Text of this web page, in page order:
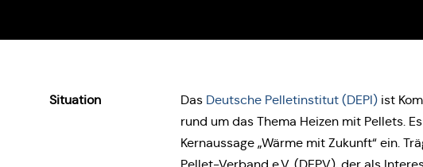
Situa­ti­on Das Deut­sche Pel­le­t­in­sti­tut (DEPI)ist
rund um das Thema Heizen mit Pellets.
Kern­aus­sa­ge „Wärme mit Zukunft“ ein.